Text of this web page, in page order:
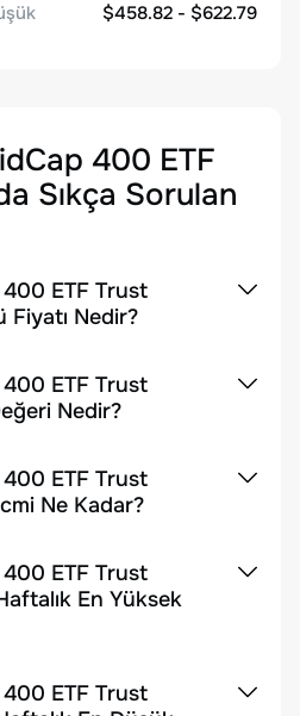
$458.82 - $622.79
400 ETF
Sıkça Sorulan
400 ETF Trust
Fiyatı Nedir?
400 ETF Trust
Nedir?
400 ETF Trust
Ne Kadar?
400 ETF Trust
En Yüksek
400 ETF Trust